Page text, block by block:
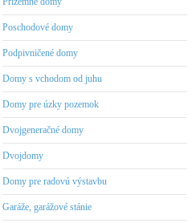
Poschodové domy
Podpivničené domy
Domy s vchodom od juhu
Domy pre úzky pozemok
Dvojgeneračné domy
Dvojdomy
Domy pre radovú výstavbu
Garáže, garážové stánie